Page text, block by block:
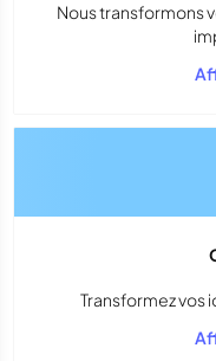
Nous transformons
Transformez vos